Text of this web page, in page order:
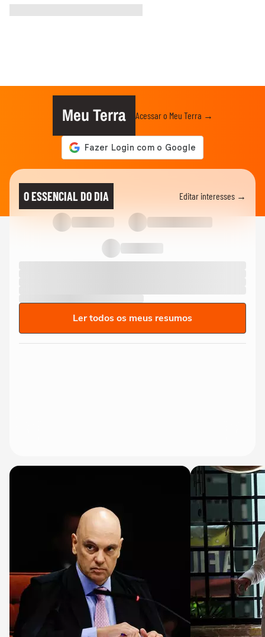
Meu Terra Acessar o Meu Terra →
O ESSENCIAL DO DIA Editar interesses →
Ler todos os meus resumos